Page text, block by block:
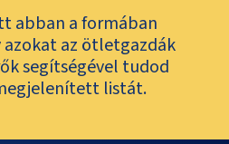
abban a formában
az ötletgazdák
segítségével tudod
listát.